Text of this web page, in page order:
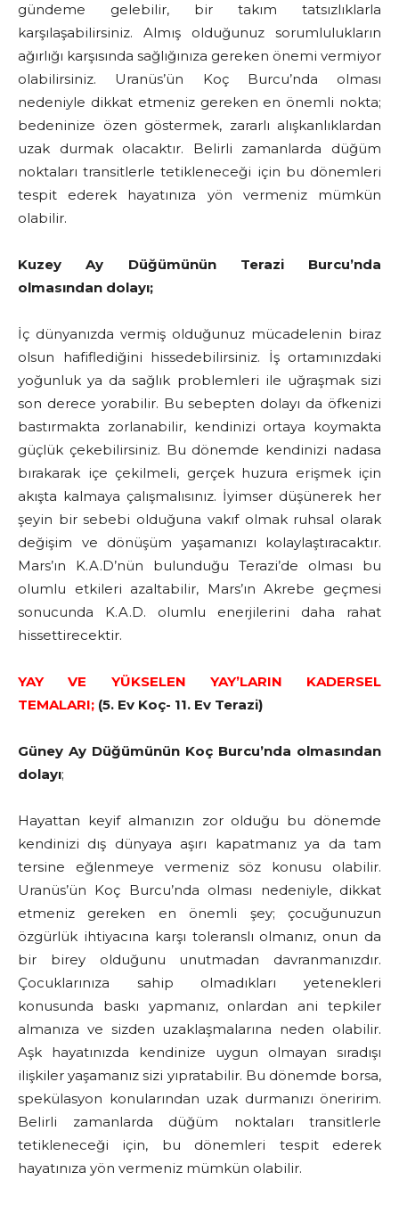
gündeme gelebilir, bir takım tatsızlıklarla
karşılaşabilirsiniz. Almış olduğunuz sorumlulukların
ağırlığı karşısında sağlığınıza gereken önemi vermiyor
olabilirsiniz. Uranüs’ün Koç Burcu’nda olması
nedeniyle dikkat etmeniz gereken en önemli nokta;
bedeninize özen göstermek, zararlı alışkanlıklardan
uzak durmak olacaktır. Belirli zamanlarda düğüm
noktaları transitlerle tetikleneceği için bu dönemleri
tespit ederek hayatınıza yön vermeniz mümkün
olabilir.
Kuzey Ay Düğümünün Terazi Burcu’nda
olmasından dolayı;
İç dünyanızda vermiş olduğunuz mücadelenin biraz
olsun hafiflediğini hissedebilirsiniz. İş ortamınızdaki
yoğunluk ya da sağlık problemleri ile uğraşmak sizi
son derece yorabilir. Bu sebepten dolayı da öfkenizi
bastırmakta zorlanabilir, kendinizi ortaya koymakta
güçlük çekebilirsiniz. Bu dönemde kendinizi nadasa
bırakarak içe çekilmeli, gerçek huzura erişmek için
akışta kalmaya çalışmalısınız. İyimser düşünerek her
şeyin bir sebebi olduğuna vakıf olmak ruhsal olarak
değişim ve dönüşüm yaşamanızı kolaylaştıracaktır.
Mars’ın K.A.D’nün bulunduğu Terazi’de olması bu
olumlu etkileri azaltabilir, Mars’ın Akrebe geçmesi
sonucunda K.A.D. olumlu enerjilerini daha rahat
hissettirecektir.
YAY VE YÜKSELEN YAY’LARIN KADERSEL
TEMALARI; (5. Ev Koç- 11. Ev Terazi)
Güney Ay Düğümünün Koç Burcu’nda olmasından
dolayı;
Hayattan keyif almanızın zor olduğu bu dönemde
kendinizi dış dünyaya aşırı kapatmanız ya da tam
tersine eğlenmeye vermeniz söz konusu olabilir.
Uranüs’ün Koç Burcu’nda olması nedeniyle, dikkat
etmeniz gereken en önemli şey; çocuğunuzun
özgürlük ihtiyacına karşı toleranslı olmanız, onun da
bir birey olduğunu unutmadan davranmanızdır.
Çocuklarınıza sahip olmadıkları yetenekleri
konusunda baskı yapmanız, onlardan ani tepkiler
almanıza ve sizden uzaklaşmalarına neden olabilir.
Aşk hayatınızda kendinize uygun olmayan sıradışı
ilişkiler yaşamanız sizi yıpratabilir. Bu dönemde borsa,
spekülasyon konularından uzak durmanızı öneririm.
Belirli zamanlarda düğüm noktaları transitlerle
tetikleneceği için, bu dönemleri tespit ederek
hayatınıza yön vermeniz mümkün olabilir.